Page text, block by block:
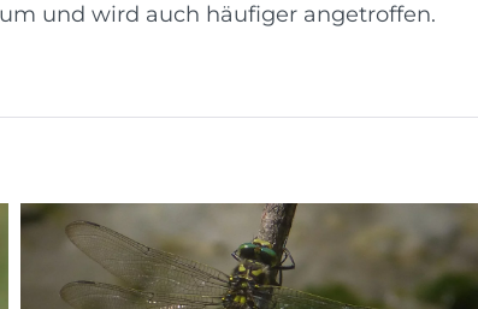
und wird auch häufiger angetroffen.